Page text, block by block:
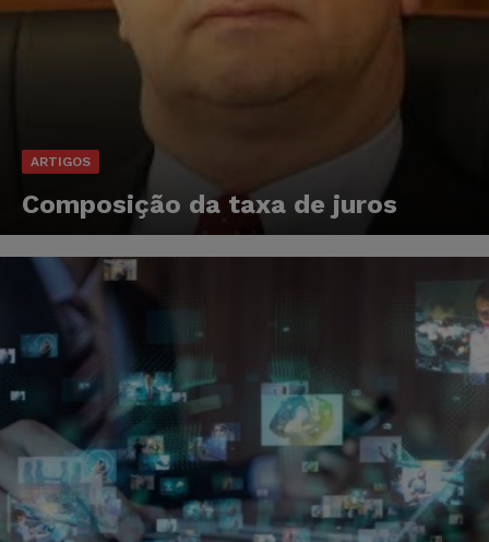
ARTIGOS
Composição da taxa de juros